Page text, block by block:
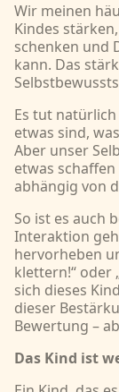
Wir meinen
Kindes
schenken und
kann. Das
Es tut
etwas sind,
Aber unser
etwas
abhängig von
So ist es auch
Interaktion
hervorheben
klettern!“ oder
sich dieses
dieser
Bewertung –
Das Kind ist